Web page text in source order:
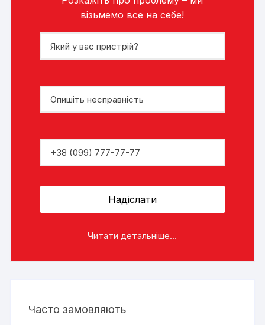
візьмемо все на себе!
Читати детальніше...
Часто замовляють